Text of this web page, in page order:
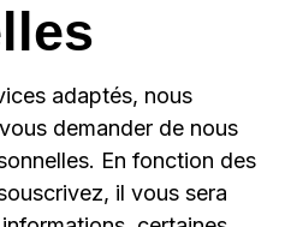
adaptés, nous
demander de nous
En fonction des
il vous sera